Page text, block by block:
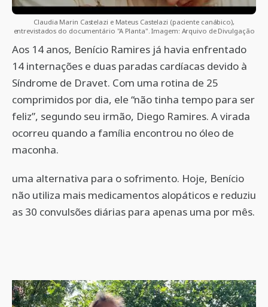
Claudia Marin Castelazi e Mateus Castelazi (paciente canábico),
entrevistados do documentário "A Planta". Imagem: Arquivo de Divulgação
Aos 14 anos, Benício Ramires já havia enfrentado
14 internações e duas paradas cardíacas devido à
Síndrome de Dravet. Com uma rotina de 25
comprimidos por dia, ele “não tinha tempo para ser
feliz”, segundo seu irmão, Diego Ramires. A virada
ocorreu quando a família encontrou no óleo de
maconha.
uma alternativa para o sofrimento. Hoje, Benício
não utiliza mais medicamentos alopáticos e reduziu
as 30 convulsões diárias para apenas uma por mês.